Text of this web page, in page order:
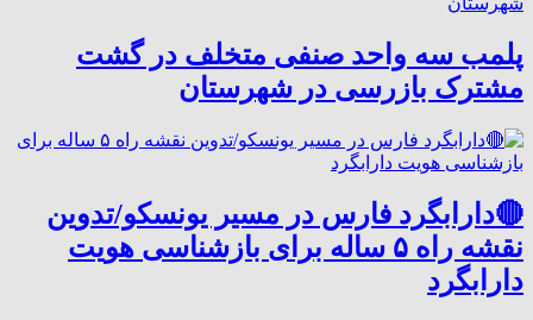
پلمب سه واحد صنفی متخلف در گشت
مشترک بازرسی در شهرستان
🔴دارابگرد فارس در مسیر یونسکو/تدوین
نقشه راه ۵ ساله برای بازشناسی هویت
دارابگرد